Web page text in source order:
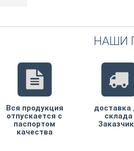
НАШИ
Вся продукция
отпускается с
паспортом
качества
доставка
склада